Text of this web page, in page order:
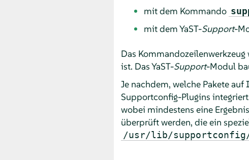
mit dem Kommando
mit dem YaST-Support-
Das
ist. Das YaST-Support-Modul
Je nachdem, welche Pakete
Supportconfig-Plugins
wobei mindestens eine
überprüft werden, die ein
/usr/lib/